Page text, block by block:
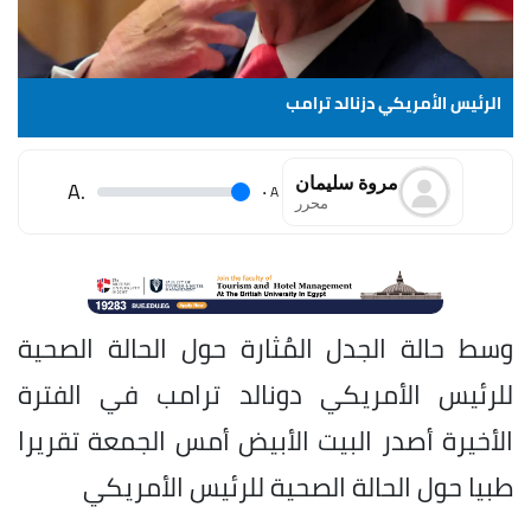
الرئيس الأمريكي دزنالد ترامب
مروة سليمان
محرر A
.
.A
وسط حالة الجدل المُثارة حول الحالة الصحية
للرئيس الأمريكي دونالد ترامب في الفترة
الأخيرة أصدر البيت الأبيض أمس الجمعة تقريرا
طبيا حول الحالة الصحية للرئيس الأمريكي